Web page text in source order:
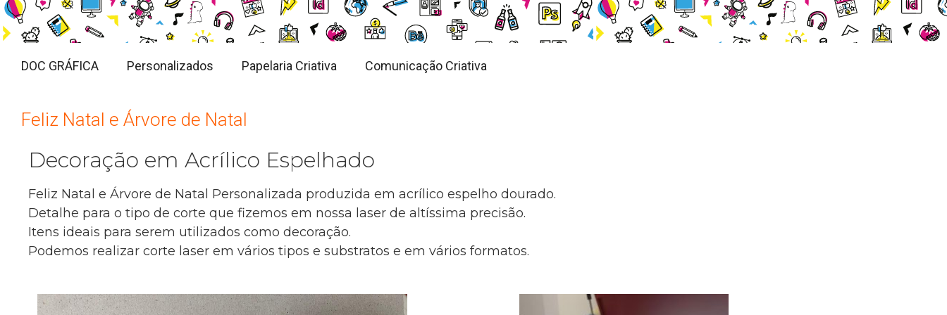
DOC GRÁFICA Personalizados Papelaria Criativa Comunicação Criativa
Feliz Natal e Árvore de Natal
Decoração em Acrílico Espelhado
Feliz Natal e Árvore de Natal Personalizada produzida em acrílico espelho dourado.
Detalhe para o tipo de corte que fizemos em nossa laser de altíssima precisão.
Itens ideais para serem utilizados como decoração.
Podemos realizar corte laser em vários tipos e substratos e em vários formatos.